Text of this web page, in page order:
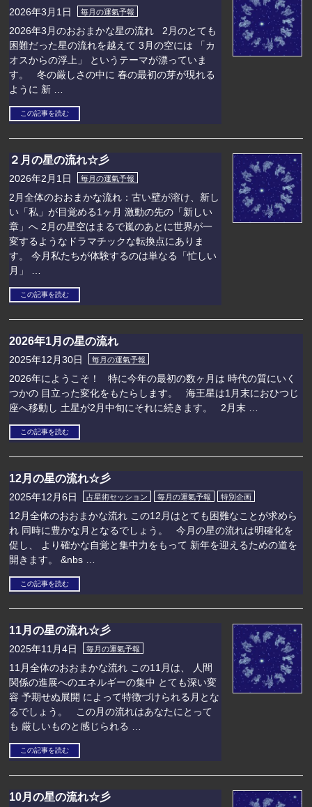
2026年3月1日 毎月の運氣予報
2026年3月のおおまかな星の流れ 2月のとても
困難だった星の流れを越えて 3月の空には 「カ
オスからの浮上」 というテーマが漂っていま
す。 冬の厳しさの中に 春の最初の芽が現れる
ように 新 …
この記事を読む
２月の星の流れ☆彡
2026年2月1日 毎月の運氣予報
2月全体のおおまかな流れ：古い壁が溶け、新し
い「私」が目覚める1ヶ月 激動の先の「新しい
章」へ 2月の星空はまるで嵐のあとに世界が一
変するようなドラマチックな転換点にありま
す。 今月私たちが体験するのは単なる「忙しい
月」 …
この記事を読む
2026年1月の星の流れ
2025年12月30日 毎月の運氣予報
2026年にようこそ！ 特に今年の最初の数ヶ月は 時代の質にいく
つかの 目立った変化をもたらします。 海王星は1月末におひつじ
座へ移動し 土星が2月中旬にそれに続きます。 2月末 …
この記事を読む
12月の星の流れ☆彡
2025年12月6日 占星術セッション 毎月の運氣予報 特別企画
12月全体のおおまかな流れ この12月はとても困難なことが求めら
れ 同時に豊かな月となるでしょう。 今月の星の流れは明確化を
促し、 より確かな自覚と集中力をもって 新年を迎えるための道を
開きます。 &nbs …
この記事を読む
11月の星の流れ☆彡
2025年11月4日 毎月の運氣予報
11月全体のおおまかな流れ この11月は、 人間
関係の進展へのエネルギーの集中 とても深い変
容 予期せぬ展開 によって特徴づけられる月とな
るでしょう。 この月の流れはあなたにとって
も 厳しいものと感じられる …
この記事を読む
10月の星の流れ☆彡